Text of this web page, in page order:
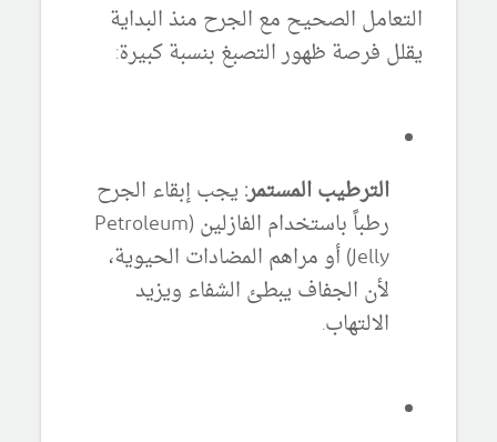
التعامل الصحيح مع الجرح منذ البداية
يقلل فرصة ظهور التصبغ بنسبة كبيرة:
الترطيب المستمر:يجب إبقاء الجرح
رطباً باستخدام الفازلين (Petroleum
Jelly) أو مراهم المضادات الحيوية،
لأن الجفاف يبطئ الشفاء ويزيد
الالتهاب.